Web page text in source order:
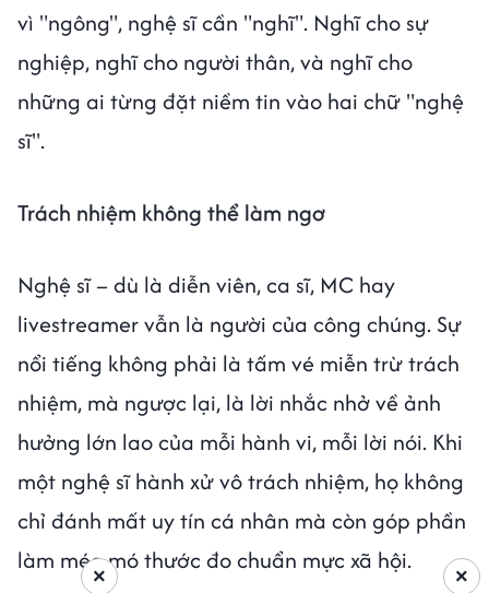
vì "ngông", nghệ sĩ cần "nghĩ". Nghĩ cho sự
nghiệp, nghĩ cho người thân, và nghĩ cho
những ai từng đặt niềm tin vào hai chữ "nghệ
sĩ".
Trách nhiệm không thể làm ngơ
Nghệ sĩ – dù là diễn viên, ca sĩ, MC hay
livestreamer vẫn là người của công chúng. Sự
nổi tiếng không phải là tấm vé miễn trừ trách
nhiệm, mà ngược lại, là lời nhắc nhở về ảnh
hưởng lớn lao của mỗi hành vi, mỗi lời nói. Khi
một nghệ sĩ hành xử vô trách nhiệm, họ không
chỉ đánh mất uy tín cá nhân mà còn góp phần
làm méo mó thước đo chuẩn mực xã hội.
×
×